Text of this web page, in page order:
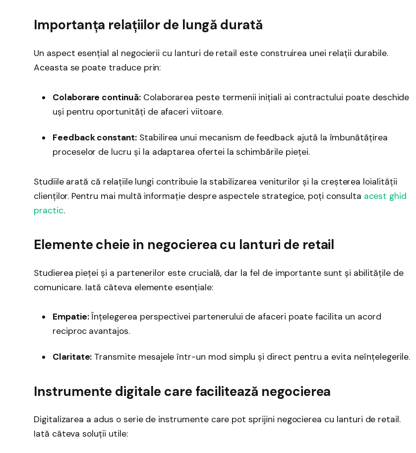
Importanța relațiilor de lungă durată
Un aspect esențial al negocierii cu lanturi de retail este construirea unei relații durabile.
Aceasta se poate traduce prin:
Colaborare continuă:Colaborarea peste termenii inițiali ai contractului poate deschide
uși pentru oportunități de afaceri viitoare.
Feedback constant: Stabilirea unui mecanism de feedback ajută la îmbunătățirea
proceselor de lucru și la adaptarea ofertei la schimbările pieței.
Studiile arată că relațiile lungi contribuie la stabilizarea veniturilor și la creșterea loialității
clienților. Pentru mai multă informație despre aspectele strategice, poți consulta acest ghid
practic.
Elemente cheie in negocierea cu lanturi de retail
Studierea pieței și a partenerilor este crucială, dar la fel de importante sunt și abilitățile de
comunicare. Iată câteva elemente esențiale:
Empatie:Înțelegerea perspectivei partenerului de afaceri poate facilita un acord
reciproc avantajos.
Claritate: Transmite mesajele într-un mod simplu și direct pentru a evita neînțelegerile.
Instrumente digitale care facilitează negocierea
Digitalizarea a adus o serie de instrumente care pot sprijini negocierea cu lanturi de retail.
Iată câteva soluții utile: